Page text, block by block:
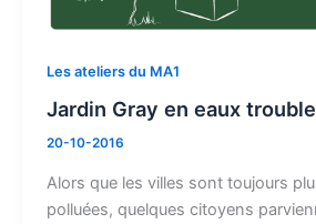
Les ateliers du MA1
Jardin Gray en eaux
20-10-2016
Alors que les villes sont toujours
polluées, quelques citoyens